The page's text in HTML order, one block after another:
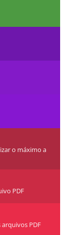
o máximo a
PDF
PDF